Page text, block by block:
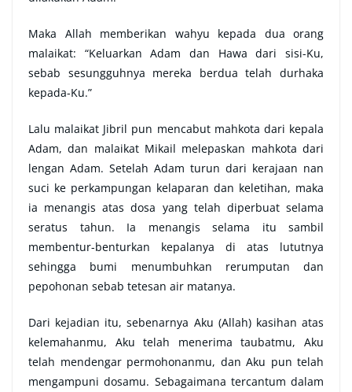
Maka Allah memberikan wahyu kepada dua orang
malaikat: “Keluarkan Adam dan Hawa dari sisi-Ku,
sebab sesungguhnya mereka berdua telah durhaka
kepada-Ku.”
Lalu malaikat Jibril pun mencabut mahkota dari kepala
Adam, dan malaikat Mikail melepaskan mahkota dari
lengan Adam. Setelah Adam turun dari kerajaan nan
suci ke perkampungan kelaparan dan keletihan, maka
ia menangis atas dosa yang telah diperbuat selama
seratus tahun. Ia menangis selama itu sambil
membentur-benturkan kepalanya di atas lututnya
sehingga bumi menumbuhkan rerumputan dan
pepohonan sebab tetesan air matanya.
Dari kejadian itu, sebenarnya Aku (Allah) kasihan atas
kelemahanmu, Aku telah menerima taubatmu, Aku
telah mendengar permohonanmu, dan Aku pun telah
mengampuni dosamu. Sebagaimana tercantum dalam